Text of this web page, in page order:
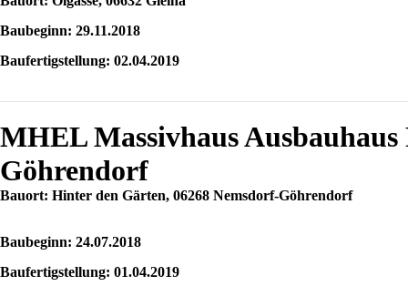
Baubeginn: 29.11.2018
Baufertigstellung: 02.04.2019
MHEL Massivhaus
Göhrendorf
Bauort: Hinter den Gärten, 06268 Nemsdorf-Göhrendorf
Baubeginn: 24.07.2018
Baufertigstellung: 01.04.2019